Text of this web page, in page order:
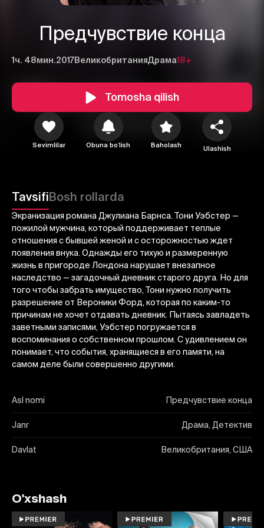
Предчувствие конца
1ч. 48мин.2017ВеликобританияДрама18+
Tomosha qilish
Sevimlilar Obuna boʻlish Baholash Ulashish
TavsifiBosh rollarda
Экранизация романа Джулиана Барнса. Тони Уэбстер —
пожилой мужчина, который поддерживает теплые
отношения с бывшей женой и с осторожностью ждет
появления внука. Однажды его тихую и размеренную
жизнь в пригороде Лондона нарушает внезапное
наследство — загадочный дневник старого друга. Но для
того чтобы забрать имущество, Тони нужно получить
разрешение от Вероники Форд, которая по каким-то
причинам не хочет отдавать дневник. Пытаясь завладеть
заветными записями, Уэбстер погружается в
воспоминания о собственном прошлом. С удивлением он
понимает, что события, хранящиеся в его памяти, на
самом деле были совершенно другими.
Asl nomi Предчувствие конца
Janr Драма, Детектив
Davlat Великобритания, США
Yuborish
O'xshash
Bekor qilish Tizimga kirish